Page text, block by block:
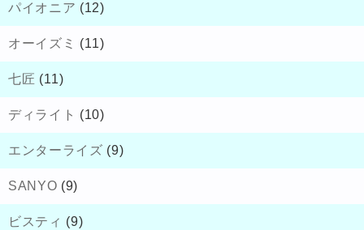
パイオニア (12)
オーイズミ (11)
七匠 (11)
ディライト (10)
エンターライズ (9)
SANYO (9)
ビスティ (9)